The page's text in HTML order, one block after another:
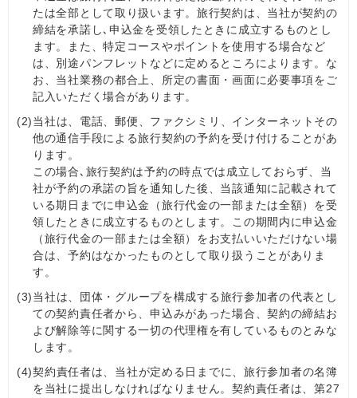
たは全部として取り扱います。旅行契約は、当社が契約の
締結を承諾し､申込金を受領したときに成立するものとし
ます。また、特定コースやポイントを使用する場合など
は、別途パンフレットなどに定めるところによります。な
お、当社業務の都合上、所定の書面・画面に必要事項をご
記入いただく場合があります。
(2)当社は、電話、郵便、ファクシミリ、インターネットその
他の通信手段による旅行契約の予約を受け付けることがあ
ります。
この場合､旅行契約は予約の時点では成立しておらず、当
社が予約の承諾の旨を通知した後、当該通知に記載されて
いる期日までに申込金（旅行代金の一部または全額）を受
領したときに成立するものとします。この期間内に申込金
（旅行代金の一部または全額）をお支払いいただけない場
合は、予約はなかったものとして取り扱うことがありま
す。
(3)当社は、団体・グループを構成する旅行参加者の代表とし
ての契約責任者から、申込みがあった場合、契約の締結お
よび解除等に関する一切の代理権を有しているものとみな
します。
(4)契約責任者は、当社が定める日までに、旅行参加者の名簿
を当社に提出しなければなりません。契約責任者は、第27